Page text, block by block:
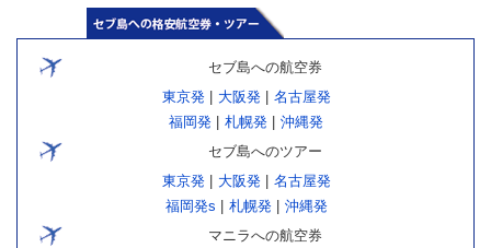
セブ島への航空券
東京発| 大阪発| 名古屋発
福岡発
札幌発
沖縄発
セブ島へのツアー
東京発| 大阪発| 名古屋発
福岡発s
札幌発| 沖縄発
マニラへの航空券